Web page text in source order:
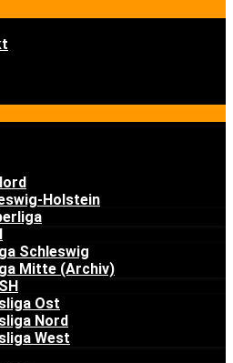
Holstein
Schleswig
Mitte (Archiv)
Ost
Nord
West